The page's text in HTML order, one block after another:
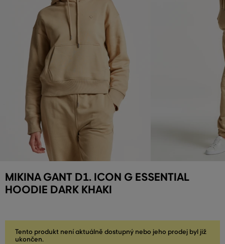
MIKINA GANT D1. ICON G ESSENTIAL
HOODIE DARK KHAKI
Tento produkt není aktuálně dostupný nebo jeho prodej byl již
ukončen.